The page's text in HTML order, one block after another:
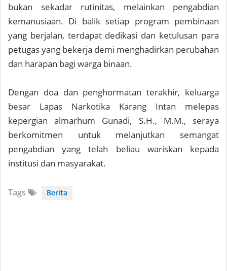
bukan sekadar rutinitas, melainkan pengabdian
kemanusiaan. Di balik setiap program pembinaan
yang berjalan, terdapat dedikasi dan ketulusan para
petugas yang bekerja demi menghadirkan perubahan
dan harapan bagi warga binaan.
Dengan doa dan penghormatan terakhir, keluarga
besar Lapas Narkotika Karang Intan melepas
kepergian almarhum Gunadi, S.H., M.M., seraya
berkomitmen untuk melanjutkan semangat
pengabdian yang telah beliau wariskan kepada
institusi dan masyarakat.
Tags Berita